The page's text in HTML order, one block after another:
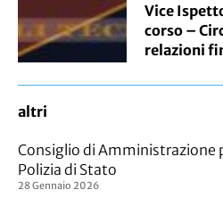
Vice
corso –
relazioni
altri
Consiglio di Amministrazione
Polizia di Stato
28 Gennaio 2026